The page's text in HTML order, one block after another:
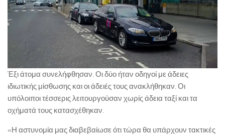
Έξι άτομα συνελήφθησαν. Οι δύο ήταν οδηγοί με άδειες
ιδιωτικής μίσθωσης και οι άδειές τους ανακλήθηκαν. Οι
υπόλοιποι τέσσερις λειτουργούσαν χωρίς άδεια ταξί και τα
οχήματά τους κατασχέθηκαν.
«Η αστυνομία μας διαβεβαίωσε ότι τώρα θα υπάρχουν τακτικές